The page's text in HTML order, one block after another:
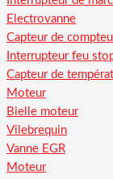
Electrovanne
Capteur de
Interrupteur feu
Capteur de
Moteur
Bielle moteur
Vilebrequin
Vanne EGR
Moteur